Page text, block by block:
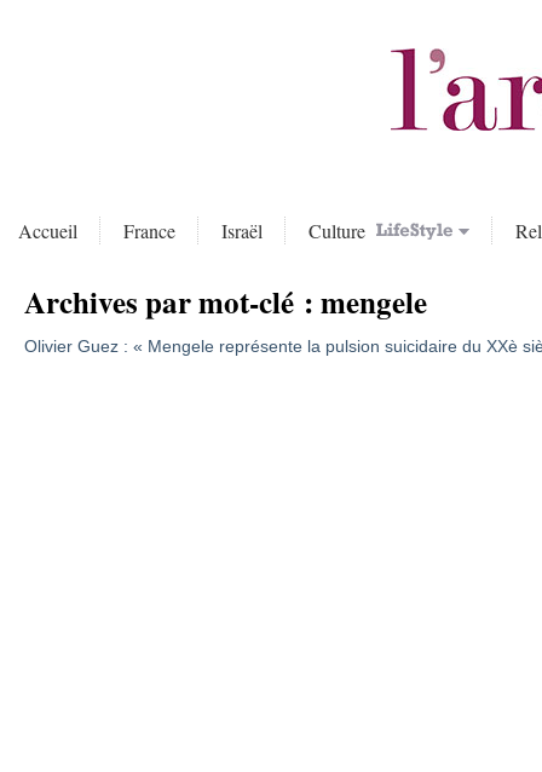
Accueil France Israël Culture
Archives par mot-clé :mengele
Olivier Guez : « Mengele représente la pulsion suicidaire du XXè